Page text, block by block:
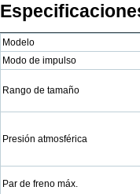
Modelo
Modo de impulso
Rango de tamaño
Presión atmosférica
Par de freno máx.